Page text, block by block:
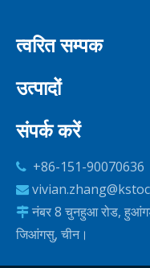
त्वरित सम्पक
उत्पादों
संपर्क करें
 +86-151-90070636

 नंबर 8 चुनहुआ रोड,
जिआंगसु, चीन।